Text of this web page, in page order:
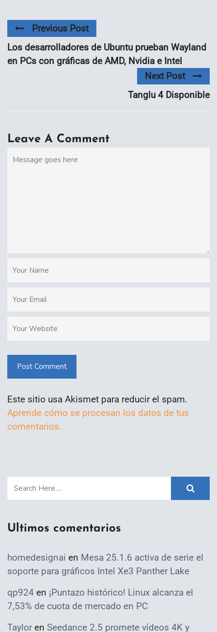
Previous Post
Los desarrolladores de Ubuntu prueban Wayland
en PCs con gráficas de AMD, Nvidia e Intel
Next Post
Tanglu 4 Disponible
Leave A Comment
Post Comment
Este sitio usa Akismet para reducir el spam.
Aprende cómo se procesan los datos de tus
comentarios.
Ultimos comentarios
homedesignai en Mesa 25.1.6 activa de serie el
soporte para gráficos Intel Xe3 Panther Lake
qp924 en ¡Puntazo histórico! Linux alcanza el
7,53% de cuota de mercado en PC
Taylor en Seedance 2.5 promete vídeos 4K y